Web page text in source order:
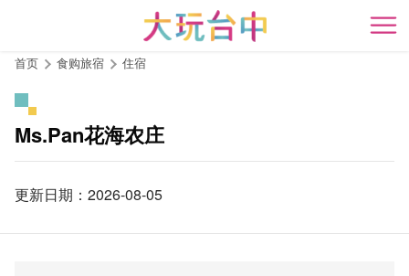
开
首页 食购旅宿 住宿
Ms.Pan花海农庄
更新日期：2026-08-05